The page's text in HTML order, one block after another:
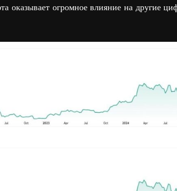
оказывает огромное влияние на другие